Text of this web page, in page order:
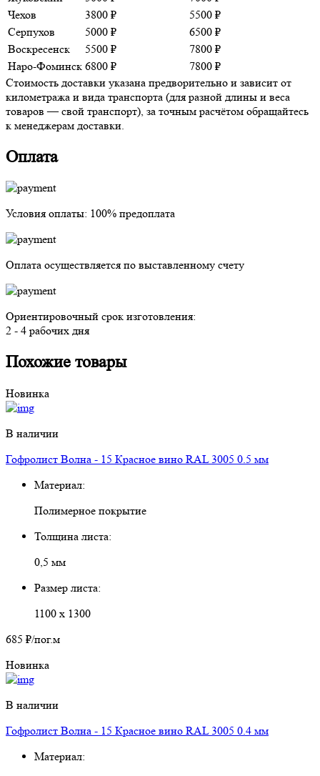
Чехов
3800 ₽
5500 ₽
Серпухов
5000 ₽
6500 ₽
Воскресенск
5500 ₽
7800 ₽
Наро-Фоминск 6800 ₽
7800 ₽
Стоимость доставки указана предворительно и зависит от
километража и вида транспорта (для разной длины и веса
товаров — свой транспорт), за точным расчётом обращайтесь
к менеджерам доставки.
Оплата
Условия оплаты: 100% предоплата
Оплата осуществляется по выставленному счету
Ориентировочный срок изготовления:
2 - 4 рабочих дня
Похожие товары
Новинка
В наличии
Гофролист Волна - 15 Красное вино RAL 3005 0.5 мм
Материал:
Полимерное покрытие
Толщина листа:
0,5 мм
Размер листа:
1100 х 1300
685 ₽/пог.м
Новинка
В наличии
Гофролист Волна - 15 Красное вино RAL 3005 0.4 мм
Материал: